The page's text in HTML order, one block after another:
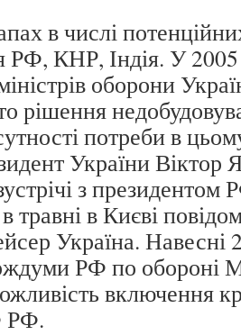
в числі
РФ, КНР, Індія. У 2005
оборони
рішення
потреби в
України Віктор
з
травні в Києві
Україна. Навесні
РФ по обороні
включення
РФ.